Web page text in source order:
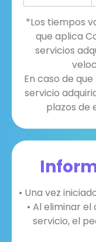
*Los tiempos
que aplica
servicios
En caso de
servicio
plazos de
• Una vez
• Al eliminar
servicio, el